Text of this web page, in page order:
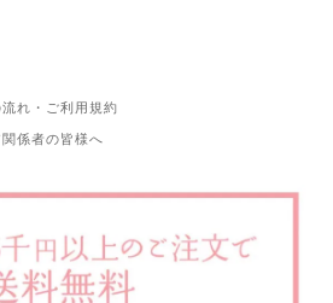
れ・ご利用規約
係者の皆様へ